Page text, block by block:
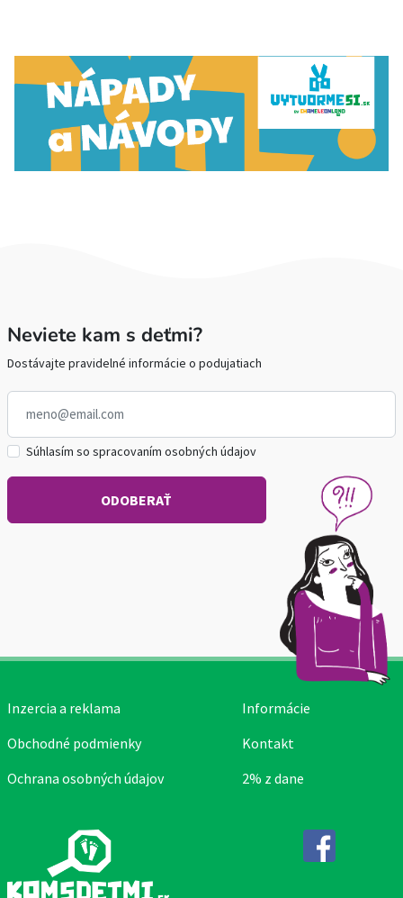
Neviete kam s deťmi?
Dostávajte pravidelné informácie o podujatiach
Súhlasím so spracovaním osobných údajov
Inzercia a reklama
Obchodné podmienky
Ochrana osobných údajov
Informácie
Kontakt
2% z dane